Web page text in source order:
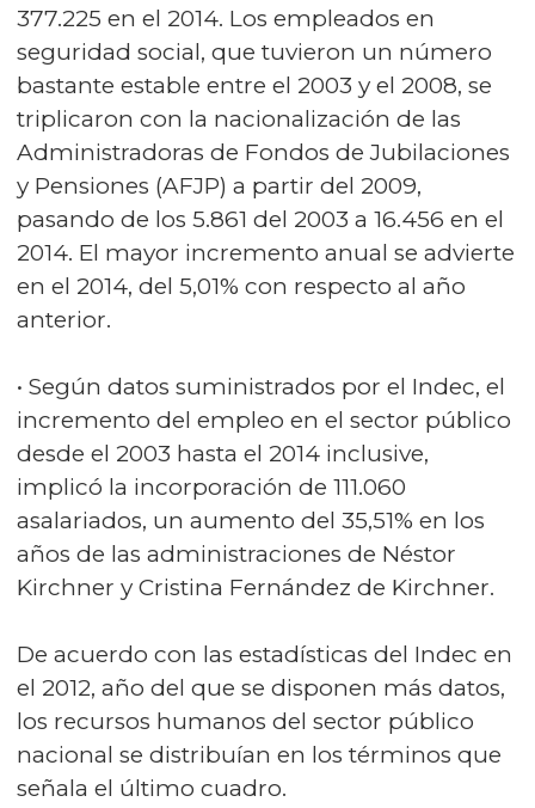
377.225 en el 2014. Los empleados en
seguridad social, que tuvieron un número
bastante estable entre el 2003 y el 2008, se
triplicaron con la nacionalización de las
Administradoras de Fondos de Jubilaciones
y Pensiones (AFJP) a partir del 2009,
pasando de los 5.861 del 2003 a 16.456 en el
2014. El mayor incremento anual se advierte
en el 2014, del 5,01% con respecto al año
anterior.
• Según datos suministrados por el Indec, el
incremento del empleo en el sector público
desde el 2003 hasta el 2014 inclusive,
implicó la incorporación de 111.060
asalariados, un aumento del 35,51% en los
años de las administraciones de Néstor
Kirchner y Cristina Fernández de Kirchner.
De acuerdo con las estadísticas del Indec en
el 2012, año del que se disponen más datos,
los recursos humanos del sector público
nacional se distribuían en los términos que
señala el último cuadro.